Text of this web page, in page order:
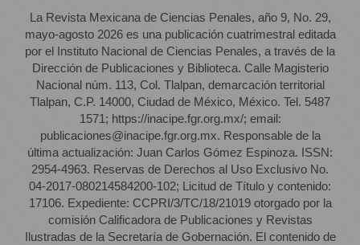
La Revista Mexicana de Ciencias Penales, año 9, No. 29,
mayo-agosto 2026 es una publicación cuatrimestral editada
por el Instituto Nacional de Ciencias Penales, a través de la
Dirección de Publicaciones y Biblioteca. Calle Magisterio
Nacional núm. 113, Col. Tlalpan, demarcación territorial
Tlalpan, C.P. 14000, Ciudad de México, México. Tel. 5487
1571; https://inacipe.fgr.org.mx/; email:
publicaciones@inacipe.fgr.org.mx. Responsable de la
última actualización: Juan Carlos Gómez Espinoza. ISSN:
2954-4963. Reservas de Derechos al Uso Exclusivo No.
04-2017-080214584200-102; Licitud de Título y contenido:
17106. Expediente: CCPRI/3/TC/18/21019 otorgado por la
comisión Calificadora de Publicaciones y Revistas
Ilustradas de la Secretaría de Gobernación. El contenido de